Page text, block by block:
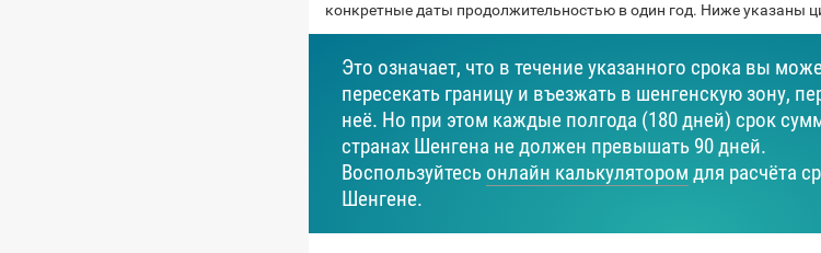
конкретные даты продолжительностью в один год. Ниже указаны
Это означает, что в течение указанного срока вы
пересекать границу и въезжать в шенгенскую зону,
неё. Но при этом каждые полгода (180 дней) срок
странах Шенгена не должен превышать 90 дней.
Воспользуйтесьонлайн калькулятором для расчёта
Шенгене.